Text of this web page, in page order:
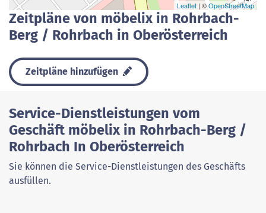
Leaflet | ©OpenStreetMap
Zeitpläne von möbelix in Rohrbach-
Berg / Rohrbach in Oberösterreich
Zeitpläne hinzufügen
Service-Dienstleistungen vom
Geschäft möbelix in Rohrbach-Berg /
Rohrbach In Oberösterreich
Sie können die Service-Dienstleistungen des Geschäfts
ausfüllen.